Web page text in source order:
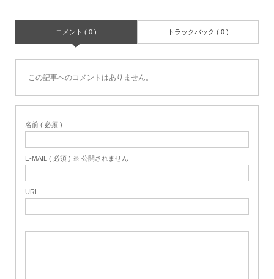
コメント ( 0 ) トラックバック ( 0 )
この記事へのコメントはありません。
名前 ( 必須 )
E-MAIL ( 必須 ) ※ 公開されません
URL